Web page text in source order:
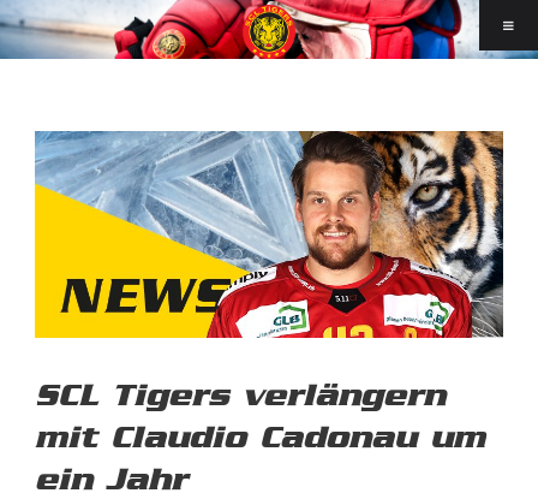
SCL Tigers verlängern
mit Claudio Cadonau um
ein Jahr